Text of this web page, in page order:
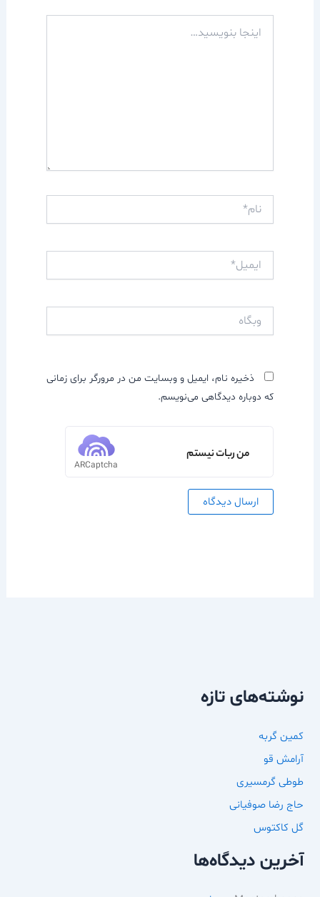
بنویسید…
ذخیره نام، ایمیل و وبسایت من در مرورگر برای زمانی
که دوباره دیدگاهی می‌نویسم.
من ربات نیستم
ARCaptcha
نوشته‌های تازه
کمین گربه
آرامش قو
طوطی گرمسیری
حاج رضا صوفیانی
گل کاکتوس
آخرین دیدگاه‌ها